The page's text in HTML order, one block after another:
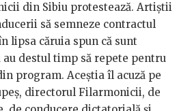
din Sibiu protestează. Artiștii
să semneze contractul
lipsa căruia spun că sunt
destul timp să repete pentru
program. Aceștia îl acuză pe
directorul Filarmonicii, de